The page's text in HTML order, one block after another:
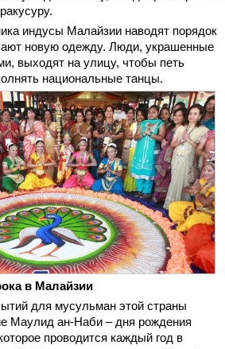
индусы Малайзии наводят порядок
новую одежду. Люди, украшенные
выходят на улицу, чтобы петь
национальные танцы.
в Малайзии
для мусульман этой страны
Маулид ан-Наби – дня рождения
проводится каждый год в